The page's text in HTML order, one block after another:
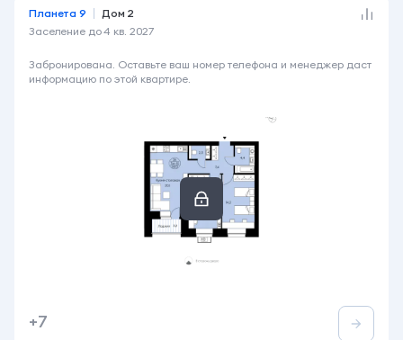
Планета 9
Дом 2
Заселение до4 кв. 2027
6 890 000 ₽
2-комнатная
Забронирована. Оставьте ваш номер телефона и менеджер даст
информацию по этой квартире.
+7